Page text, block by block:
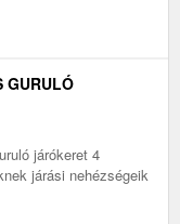
GURULÓ
járókeret 4
járási nehézségeik